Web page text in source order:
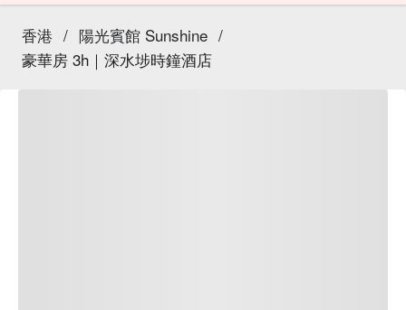
香港 / 陽光賓館 Sunshine /
豪華房 3h｜深水埗時鐘酒店